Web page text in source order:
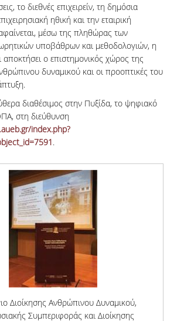
το διεθνές επιχειρείν, τη δημόσια
ηθική και την εταιρική
μέσω της πληθώρας των
υποβάθρων και μεθοδολογιών, η
αποκτήσει ο επιστημονικός χώρος της
δυναμικού και οι προοπτικές του
διαθέσιμος στην Πυξίδα, το ψηφιακό
στη διεύθυνση
index.php?
.
Διοίκησης Ανθρώπινου Δυναμικού,
Συμπεριφοράς και Διοίκησης